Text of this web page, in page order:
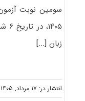
سومین نوبت
زبان[...]
انتشار در: ۱۷ مرداد, ۱۴۰۵